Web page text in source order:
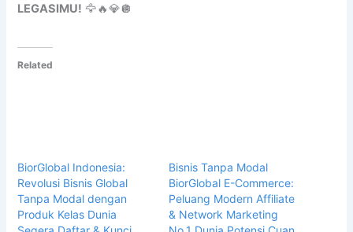
LEGASIMU! 🦅🔥💎🪩
Related
BiorGlobal Indonesia:
Revolusi Bisnis Global
Tanpa Modal dengan
Produk Kelas Dunia
Bisnis Tanpa Modal
BiorGlobal E-Commerce:
Peluang Modern Affiliate
& Network Marketing